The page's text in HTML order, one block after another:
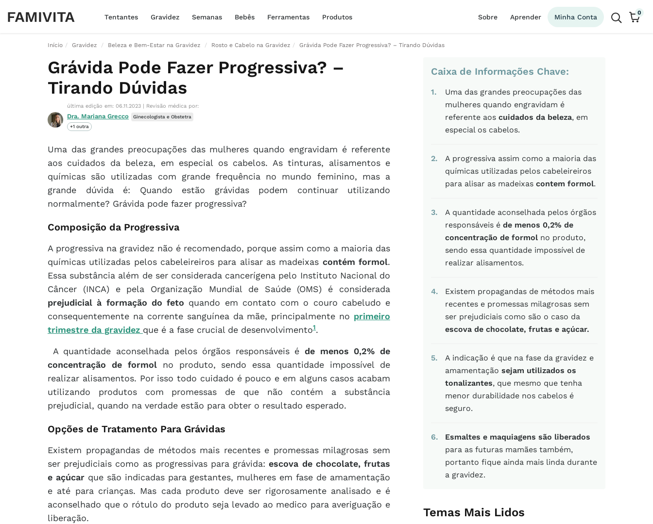
Tentantes Gravidez Semanas Bebês Ferramentas Produtos Sobre Aprender Minha Conta
0
Início Gravidez Beleza e Bem-Estar na Gravidez Rosto e Cabelo na Gravidez Grávida Pode Fazer Progressiva? – Tirando Dúvidas
Grávida Pode Fazer Progressiva? –
Tirando Dúvidas
última edição em: 06.11.2023 | Revisão médica por:
Dra. Mariana Grecco
Ginecologista e Obstetra
+1 outra
Uma das grandes preocupações das mulheres quando engravidam é referente
aos cuidados da beleza, em especial os cabelos. As tinturas, alisamentos e
químicas são utilizadas com grande frequência no mundo feminino, mas a
grande dúvida é: Quando estão grávidas podem continuar utilizando
normalmente? Grávida pode fazer progressiva?
Composição da Progressiva
A progressiva na gravidez não é recomendado, porque assim como a maioria das
químicas utilizadas pelos cabeleireiros para alisar as madeixas contém formol.
Essa substância além de ser considerada cancerígena pelo Instituto Nacional do
Câncer (INCA) e pela Organização Mundial de Saúde (OMS) é considerada
prejudicial à formação do feto quando em contato com o couro cabeludo e
consequentemente na corrente sanguínea da mãe, principalmente no primeiro
trimestre da gravidez que é a fase crucial de desenvolvimento1.
A quantidade aconselhada pelos órgãos responsáveis éde menos 0,2% de
concentração de formol no produto, sendo essa quantidade impossível de
realizar alisamentos. Por isso todo cuidado é pouco e em alguns casos acabam
utilizando produtos com promessas de que não contém a substância
prejudicial, quando na verdade estão para obter o resultado esperado.
Opções de Tratamento Para Grávidas
Existem propagandas de métodos mais recentes e promessas milagrosas sem
ser prejudiciais como as progressivas para grávida:escova de chocolate, frutas
e açúcarque são indicadas para gestantes, mulheres em fase de amamentação
e até para crianças. Mas cada produto deve ser rigorosamente analisado e é
aconselhado que o rótulo do produto seja levado ao medico para averiguação e
liberação.
Caixa de Informações Chave:
1
Uma das grandes preocupações das
mulheres quando engravidam é
referente aos cuidados da beleza, em
especial os cabelos.
2
A progressiva assim como a maioria das
químicas utilizadas pelos cabeleireiros
para alisar as madeixas contem formol.
3
A quantidade aconselhada pelos órgãos
responsáveis é de menos 0,2% de
concentração de formol no produto,
sendo essa quantidade impossível de
realizar alisamentos.
4
Existem propagandas de métodos mais
recentes e promessas milagrosas sem
ser prejudiciais como são o caso da
escova de chocolate, frutas e açúcar.
5
A indicação é que na fase da gravidez e
amamentação sejam utilizados os
tonalizantes, que mesmo que tenha
menor durabilidade nos cabelos é
seguro.
6
Esmaltes e maquiagens são liberados
para as futuras mamães também,
portanto fique ainda mais linda durante
a gravidez.
Temas Mais Lidos